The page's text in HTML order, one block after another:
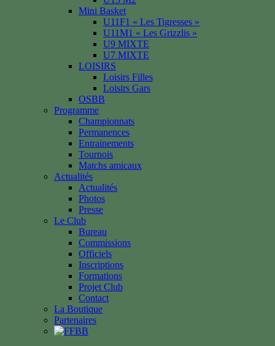
Mini Basket
U11F1 « Les Tigresses »
U11M1 « Les Grizzlis »
U9 MIXTE
U7 MIXTE
LOISIRS
Loisirs Filles
Loisirs Gars
OSBB
Programme
Championnats
Permanences
Entrainements
Tournois
Matchs amicaux
Actualités
Actualités
Photos
Presse
Le Club
Bureau
Commissions
Officiels
Inscriptions
Formations
Projet Club
Contact
La Boutique
Partenaires